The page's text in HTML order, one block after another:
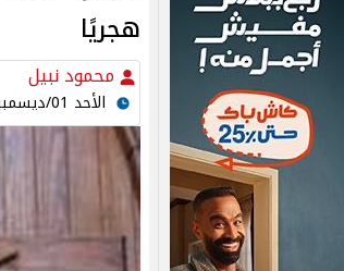
هجريًا
محمود نبيل
الأحد 01/ديسمبر/2024 - 07:20 م